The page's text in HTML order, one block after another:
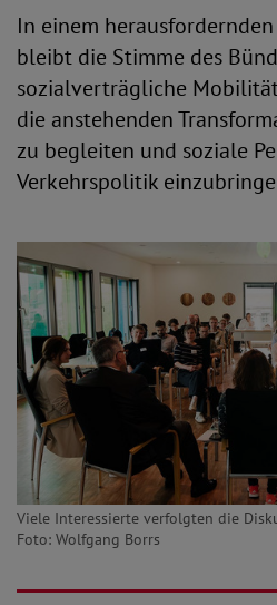
In einem
bleibt die Stimme des
sozialverträgliche
die anstehenden
zu begleiten und soziale
Verkehrspolitik
Viele Interessierte verfolgten die
Foto: Wolfgang Borrs